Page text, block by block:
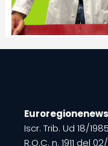
Euroregionenews
Iscr. Trib. Ud 18/1985
R.O.C. n. 1911 del